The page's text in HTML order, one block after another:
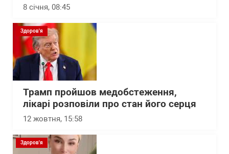
8 січня, 08:45
Здоров'я
Трамп пройшов медобстеження,
лікарі розповіли про стан його серця
12 жовтня, 15:58
Здоров'я